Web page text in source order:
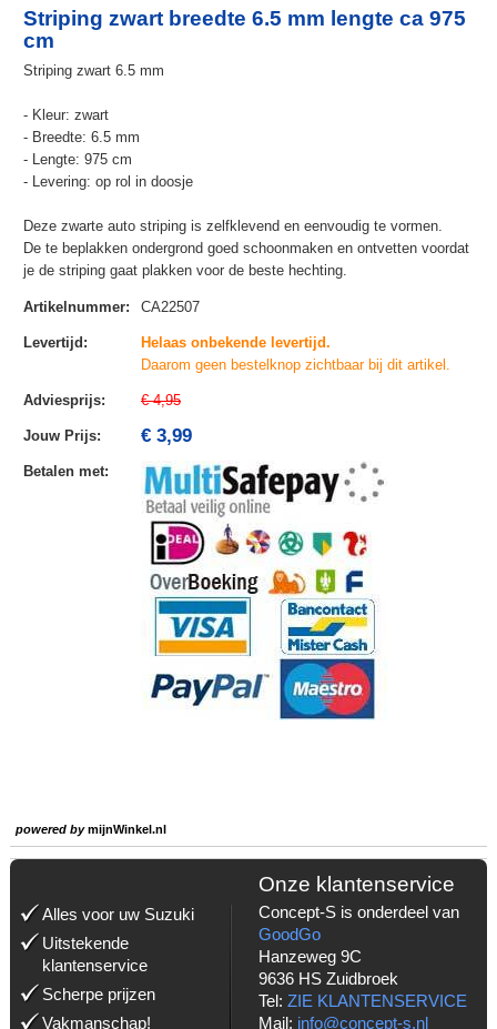
Striping zwart breedte 6.5 mm lengte ca 975
cm
Striping zwart 6.5 mm
- Kleur: zwart
- Breedte: 6.5 mm
- Lengte: 975 cm
- Levering: op rol in doosje
Deze zwarte auto striping is zelfklevend en eenvoudig te vormen.
De te beplakken ondergrond goed schoonmaken en ontvetten voordat
je de striping gaat plakken voor de beste hechting.
Artikelnummer: CA22507
Levertijd :
Helaas onbekende levertijd.
Daarom geen bestelknop zichtbaar bij dit artikel.
Adviesprijs: € 4,95
Jouw Prijs: € 3,99
Betalen met:
powered bymijnWinkel.nl
Alles voor uw Suzuki
Uitstekende
klantenservice
Scherpe prijzen
Vakmanschap!
Onze klantenservice
Concept-S is onderdeel van
GoodGo
Hanzeweg 9C
9636 HS Zuidbroek
Tel: ZIE KLANTENSERVICE
Mail: info@concept-s.nl